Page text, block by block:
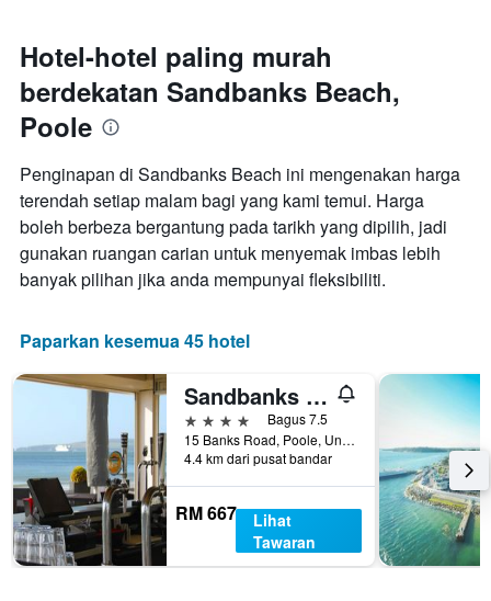
Hotel-hotel paling murah
berdekatan Sandbanks Beach,
Poole
Penginapan di Sandbanks Beach ini mengenakan harga
terendah setiap malam bagi yang kami temui. Harga
boleh berbeza bergantung pada tarikh yang dipilih, jadi
gunakan ruangan carian untuk menyemak imbas lebih
banyak pilihan jika anda mempunyai fleksibiliti.
Paparkan kesemua 45 hotel
Sandbanks Hotel
4 bintang
Bagus 7.5
15 Banks Road, Poole, United Kingdom
4.4 km dari pusat bandar
RM 667
Lihat
Tawaran